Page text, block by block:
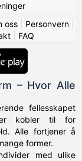
oss| Personvern|
FAQ
– Hvor Alle
fellesskapet
kobler til for
Alle fortjener å
former.
med ulike